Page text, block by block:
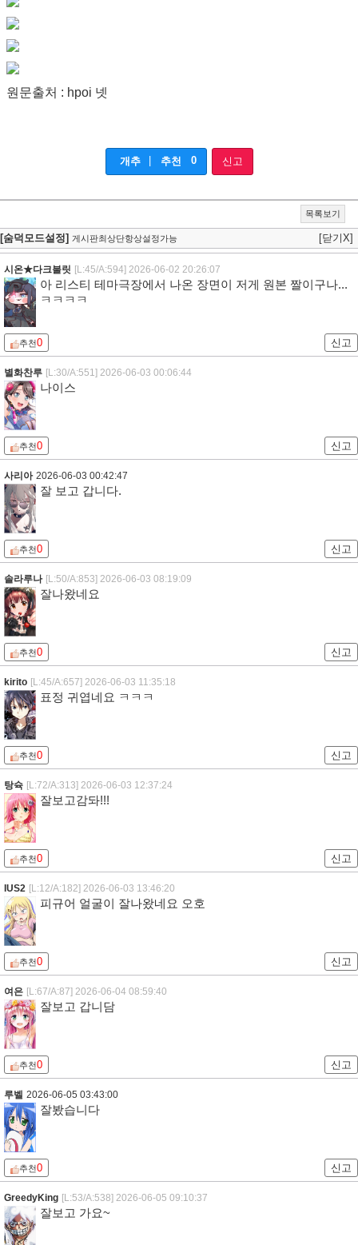
원문출처 : hpoi 넷
개추 추천 0 신고
목록보기
[숨덕모드설정] 게시판최상단항상설정가능 [닫기X]
시온★다크불릿 [L:45/A:594] 2026-06-02 20:26:07
아 리스티 테마극장에서 나온 장면이 저게 원본 짤이구나...
ㅋㅋㅋㅋ
추천0 신고
별화찬루 [L:30/A:551] 2026-06-03 00:06:44
나이스
추천0 신고
사리아 2026-06-03 00:42:47
잘 보고 갑니다.
추천0 신고
솔라루나 [L:50/A:853] 2026-06-03 08:19:09
잘나왔네요
추천0 신고
kirito [L:45/A:657] 2026-06-03 11:35:18
표정 귀엽네요 ㅋㅋㅋ
추천0 신고
탕슉 [L:72/A:313] 2026-06-03 12:37:24
잘보고감돠!!!
추천0 신고
IUS2 [L:12/A:182] 2026-06-03 13:46:20
피규어 얼굴이 잘나왔네요 오호
추천0 신고
여은 [L:67/A:87] 2026-06-04 08:59:40
잘보고 갑니담
추천0 신고
루벨 2026-06-05 03:43:00
잘봤습니다
추천0 신고
GreedyKing [L:53/A:538] 2026-06-05 09:10:37
잘보고 가요~